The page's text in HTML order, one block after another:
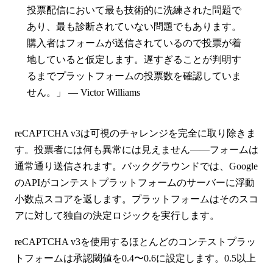
投票配信において最も技術的に洗練された問題で
あり、最も診断されていない問題でもあります。
購入者はフォームが送信されているので投票が着
地していると仮定します。遅すぎることが判明す
るまでプラットフォームの投票数を確認していま
せん。」 — Victor Williams
reCAPTCHA v3は可視のチャレンジを完全に取り除きま
す。投票者には何も異常には見えません——フォームは
通常通り送信されます。バックグラウンドでは、Google
のAPIがコンテストプラットフォームのサーバーに浮動
小数点スコアを返します。プラットフォームはそのスコ
アに対して独自の決定ロジックを実行します。
reCAPTCHA v3を使用するほとんどのコンテストプラッ
トフォームは承認閾値を0.4〜0.6に設定します。0.5以上